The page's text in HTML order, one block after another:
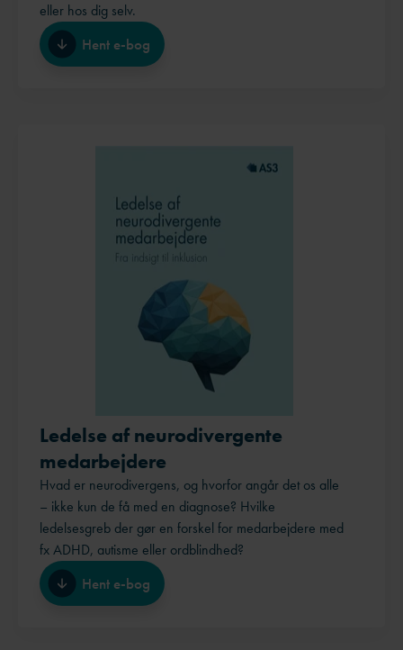
eller hos dig selv.
Hent e-bog
Ledelse af neurodivergente
medarbejdere
Hvad er neurodivergens, og hvorfor angår det os alle
– ikke kun de få med en diagnose? Hvilke
ledelsesgreb der gør en forskel for medarbejdere med
fx ADHD, autisme eller ordblindhed?
Hent e-bog